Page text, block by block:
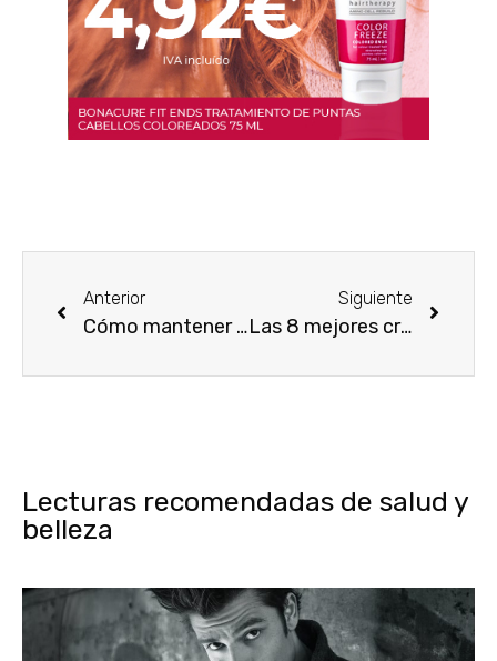
Anterior
Cómo mantener los labios hidratados
Siguiente
Las 8 mejores cremas para pieles grasas
Lecturas recomendadas de salud y
belleza